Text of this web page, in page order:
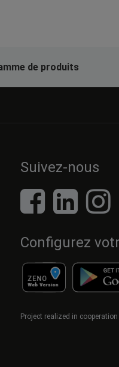
de produits
Suivez-nous
Configurez
Project realized in